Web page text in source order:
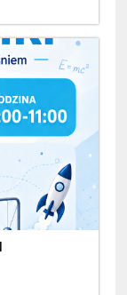
i pana